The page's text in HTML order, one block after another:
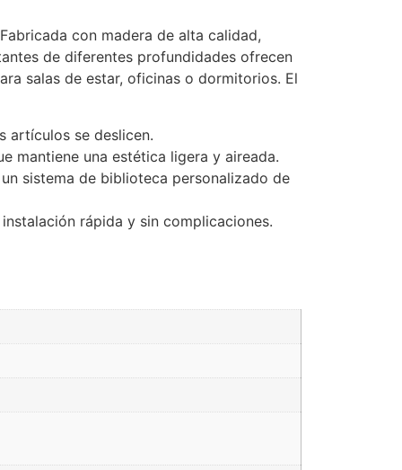
con madera de alta calidad,
de diferentes profundidades ofrecen
salas de estar, oficinas o dormitorios. El
artículos se deslicen.
mantiene una estética ligera y aireada.
sistema de biblioteca personalizado de
rápida y sin complicaciones.